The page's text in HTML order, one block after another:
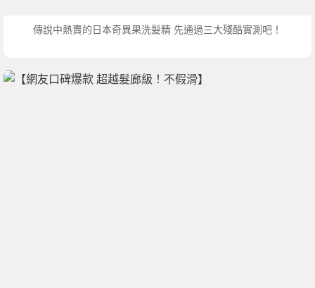
傳說中熱賣的日本奇異果洗髮精 先通過三大殘酷實測吧！